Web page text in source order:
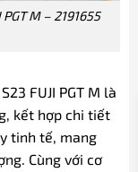
M – 2191655
FUJI PGT M là
kết hợp chi tiết
tinh tế, mang
Cùng với cơ